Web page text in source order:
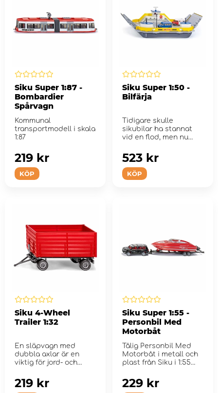
Siku Super 1:87 -
Bombardier
Spårvagn
Kommunal
transportmodell i skala
1:87
KÖP
219 kr
Siku Super 1:50 -
Bilfärja
Tidigare skulle
sikubilar ha stannat
vid en flod, men nu
bilf...
KÖP
523 kr
Siku 4-Wheel
Trailer 1:32
En släpvagn med
dubbla axlar är en
viktig för jord- och
219 kr
Siku Super 1:55 -
Personbil Med
Motorbåt
Tålig Personbil Med
Motorbåt i metall och
plast från Siku i 1:55
229 kr